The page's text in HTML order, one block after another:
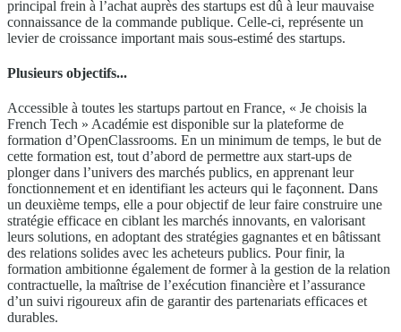
principal frein à l’achat auprès des startups est dû à leur mauvaise
connaissance de la commande publique. Celle-ci, représente un
levier de croissance important mais sous-estimé des startups.
Plusieurs objectifs...
Accessible à toutes les startups partout en France, « Je choisis la
French Tech » Académie est disponible sur la plateforme de
formation d’OpenClassrooms. En un minimum de temps, le but de
cette formation est, tout d’abord de permettre aux start-ups de
plonger dans l’univers des marchés publics, en apprenant leur
fonctionnement et en identifiant les acteurs qui le façonnent. Dans
un deuxième temps, elle a pour objectif de leur faire construire une
stratégie efficace en ciblant les marchés innovants, en valorisant
leurs solutions, en adoptant des stratégies gagnantes et en bâtissant
des relations solides avec les acheteurs publics. Pour finir, la
formation ambitionne également de former à la gestion de la relation
contractuelle, la maîtrise de l’exécution financière et l’assurance
d’un suivi rigoureux afin de garantir des partenariats efficaces et
durables.